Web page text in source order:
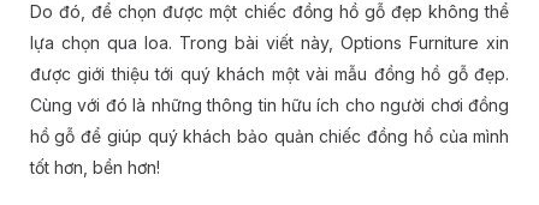
Do đó, để chọn được một chiếc đồng hồ gỗ đẹp không thể
lựa chọn qua loa. Trong bài viết này, Options Furniture xin
được giới thiệu tới quý khách một vài mẫu đồng hồ gỗ đẹp.
Cùng với đó là những thông tin hữu ích cho người chơi đồng
hồ gỗ để giúp quý khách bảo quản chiếc đồng hồ của mình
tốt hơn, bền hơn!